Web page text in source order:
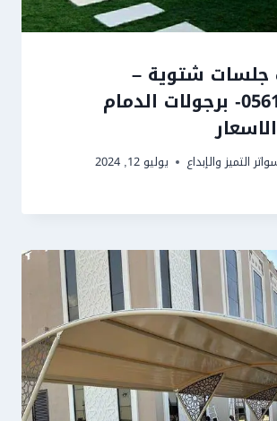
جلسات شتوية –
0561165222- برجولات الدمام
التميز والإبداع يوليو 12, 2024